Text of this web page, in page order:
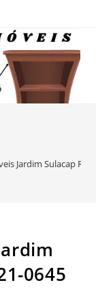
Jardim Sulacap RJ
0645